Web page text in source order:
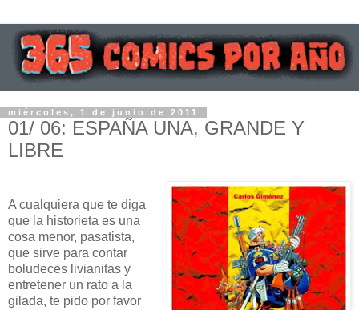
miércoles, 1 de junio de 2011
01/ 06: ESPAÑA UNA, GRANDE Y
LIBRE
A cualquiera que te diga
que la historieta es una
cosa menor, pasatista,
que sirve para contar
boludeces livianitas y
entretener un rato a la
gilada, te pido por favor